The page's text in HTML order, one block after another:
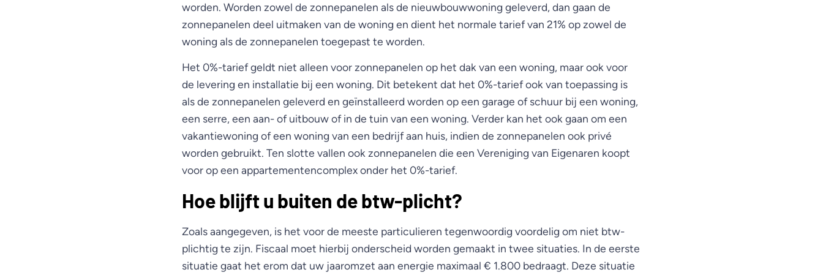
worden. Worden zowel de zonnepanelen als de nieuwbouwwoning geleverd, dan gaan de
zonnepanelen deel uitmaken van de woning en dient het normale tarief van 21% op zowel de
woning als de zonnepanelen toegepast te worden.
Het 0%-tarief geldt niet alleen voor zonnepanelen op het dak van een woning, maar ook voor
de levering en installatie bij een woning. Dit betekent dat het 0%-tarief ook van toepassing is
als de zonnepanelen geleverd en geïnstalleerd worden op een garage of schuur bij een woning,
een serre, een aan- of uitbouw of in de tuin van een woning. Verder kan het ook gaan om een
vakantiewoning of een woning van een bedrijf aan huis, indien de zonnepanelen ook privé
worden gebruikt. Ten slotte vallen ook zonnepanelen die een Vereniging van Eigenaren koopt
voor op een appartementencomplex onder het 0%-tarief.
Hoe blijft u buiten de btw-plicht?
Zoals aangegeven, is het voor de meeste particulieren tegenwoordig voordelig om niet btw-
plichtig te zijn. Fiscaal moet hierbij onderscheid worden gemaakt in twee situaties. In de eerste
situatie gaat het erom dat uw jaaromzet aan energie maximaal € 1.800 bedraagt. Deze situatie